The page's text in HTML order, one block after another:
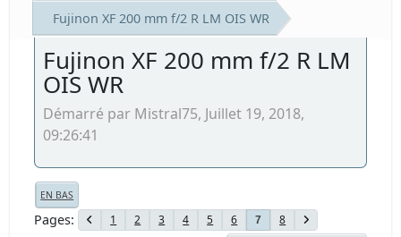
Fujinon XF 200 mm f/2 R LM OIS WR
Fujinon XF 200 mm f/2 R LM
OIS WR
Démarré par Mistral75, Juillet 19, 2018,
09:26:41
EN BAS
Pages 1 2 3 4 5 6 7 8